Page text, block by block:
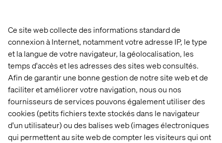
Ce site web collecte des informations standard de
connexion à Internet, notamment votre adresse IP, le type
et la langue de votre navigateur, la géolocalisation, les
temps d'accès et les adresses des sites web consultés.
Afin de garantir une bonne gestion de notre site web et de
faciliter et améliorer votre navigation, nous ou nos
fournisseurs de services pouvons également utiliser des
cookies (petits fichiers texte stockés dans le navigateur
d'un utilisateur) ou des balises web (images électroniques
qui permettent au site web de compter les visiteurs qui ont
Accueil
Nos bureaux
Collaborateurs